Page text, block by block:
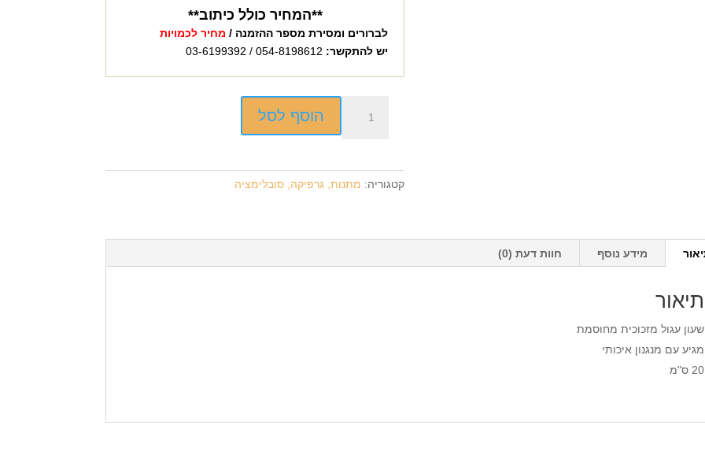
**המחיר כולל כיתוב**
לברורים ומסירת מספר ההזמנה / מחיר לכמויות
יש להתקשר:
הוסף לסל
קטגוריה: מתנות, גרפיקה, סובלימציה
מידע נוסף חוות דעת (0)
תיאור
שעון עגול מזכוכית מחוסמת
מגיע עם מנגנון איכותי
20 ס"מ